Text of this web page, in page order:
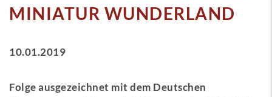
MINIATUR WUNDERLAND
10.01.2019
Folge ausgezeichnet mit dem Deutschen